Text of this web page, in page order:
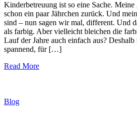
Kinderbetreuung ist so eine Sache.
schon ein paar Jährchen zurück. Und
sind – nun sagen wir mal, different. Und
als farbig. Aber vielleicht bleichen die
Lauf der Jahre auch einfach aus?
spannend, für […]
Read More
Blog